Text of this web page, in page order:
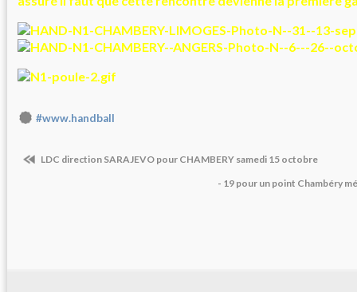
#www.handball
LDC direction SARAJEVO pour CHAMBERY samedi 15 octobre
- 19 pour un point Chambéry